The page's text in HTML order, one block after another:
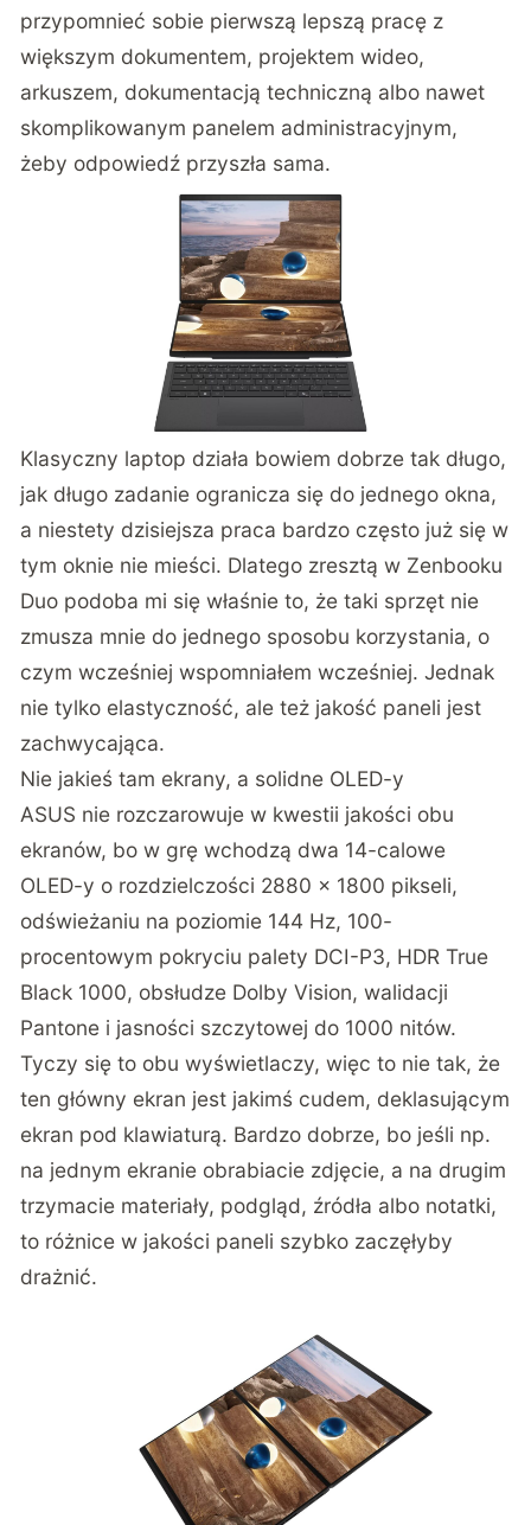
przypomnieć sobie pierwszą lepszą pracę z
większym dokumentem, projektem wideo,
arkuszem, dokumentacją techniczną albo nawet
skomplikowanym panelem administracyjnym,
żeby odpowiedź przyszła sama.
Klasyczny laptop działa bowiem dobrze tak długo,
jak długo zadanie ogranicza się do jednego okna,
a niestety dzisiejsza praca bardzo często już się w
tym oknie nie mieści. Dlatego zresztą w Zenbooku
Duo podoba mi się właśnie to, że taki sprzęt nie
zmusza mnie do jednego sposobu korzystania, o
czym wcześniej wspomniałem wcześniej. Jednak
nie tylko elastyczność, ale też jakość paneli jest
zachwycająca.
Nie jakieś tam ekrany, a solidne OLED-y
ASUS nie rozczarowuje w kwestii jakości obu
ekranów, bo w grę wchodzą dwa 14-calowe
OLED-y o rozdzielczości 2880 x 1800 pikseli,
odświeżaniu na poziomie 144 Hz, 100-
procentowym pokryciu palety DCI-P3, HDR True
Black 1000, obsłudze Dolby Vision, walidacji
Pantone i jasności szczytowej do 1000 nitów.
Tyczy się to obu wyświetlaczy, więc to nie tak, że
ten główny ekran jest jakimś cudem, deklasującym
ekran pod klawiaturą. Bardzo dobrze, bo jeśli np.
na jednym ekranie obrabiacie zdjęcie, a na drugim
trzymacie materiały, podgląd, źródła albo notatki,
to różnice w jakości paneli szybko zaczęłyby
drażnić.